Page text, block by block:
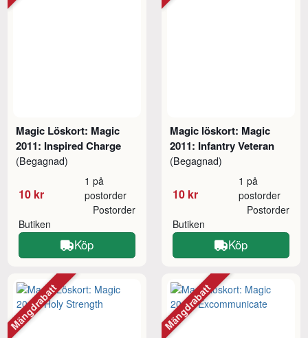
Magic Löskort: Magic
2011: Inspired Charge
(Begagnad)
10 kr
1 på
postorder
Butiken
Postorder
Köp
Magic löskort: Magic
2011: Infantry Veteran
(Begagnad)
10 kr
1 på
postorder
Butiken
Postorder
Köp
Mängdrabatt Mängdrabatt